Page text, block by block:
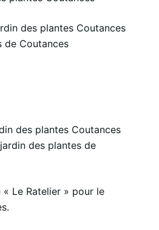
de Coutances
des plantes de
« Le Ratelier » pour le